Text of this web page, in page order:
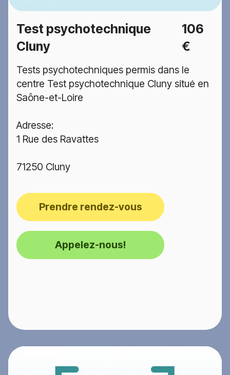
Test psychotechnique
Cluny
106
€
Tests psychotechniques permis dans le
centre Test psychotechnique Cluny situé en
Saône-et-Loire
Adresse:
1 Rue des Ravattes
71250 Cluny
Prendre rendez-vous
Appelez-nous!